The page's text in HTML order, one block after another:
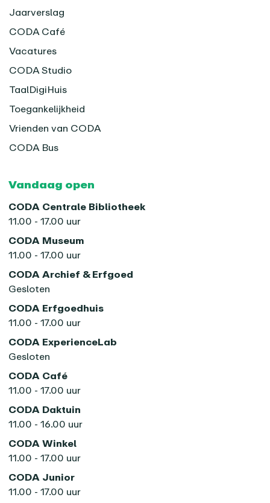
Jaarverslag
CODA Café
Vacatures
CODA Studio
TaalDigiHuis
Toegankelijkheid
Vrienden van CODA
CODA Bus
Vandaag open
CODA Centrale Bibliotheek
11.00 - 17.00 uur
CODA Museum
11.00 - 17.00 uur
CODA Archief & Erfgoed
Gesloten
CODA Erfgoedhuis
11.00 - 17.00 uur
CODA ExperienceLab
Gesloten
CODA Café
11.00 - 17.00 uur
CODA Daktuin
11.00 - 16.00 uur
CODA Winkel
11.00 - 17.00 uur
CODA Junior
11.00 - 17.00 uur